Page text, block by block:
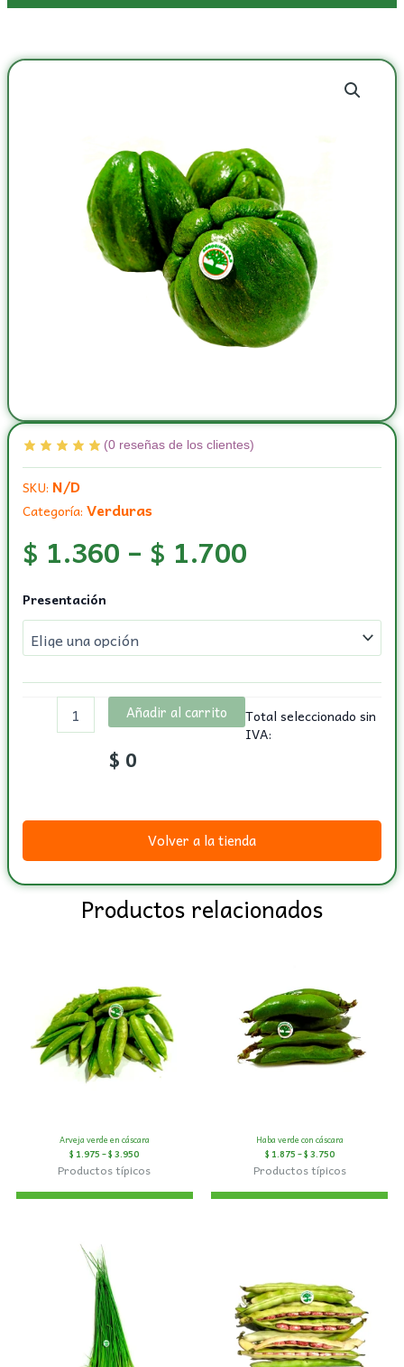
(0reseñas de los clientes)
SKU: N/D
Categoría: Verduras
$ 1.360 – $ 1.700
Presentación
Guatila
Añadir al carrito
Total seleccionado sin
IVA:
$ 0
Volver a la tienda
Productos relacionados
Arveja verde en cáscara
$ 1.975 –$ 3.950
Productos típicos
Haba verde con cáscara
$ 1.875 –$ 3.750
Productos típicos